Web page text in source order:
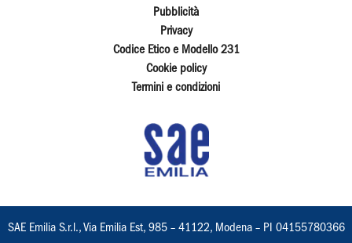
Pubblicità
Privacy
Codice Etico e Modello 231
Cookie policy
Termini e condizioni
SAE Emilia S.r.l., Via Emilia Est, 985 – 41122, Modena – PI 04155780366